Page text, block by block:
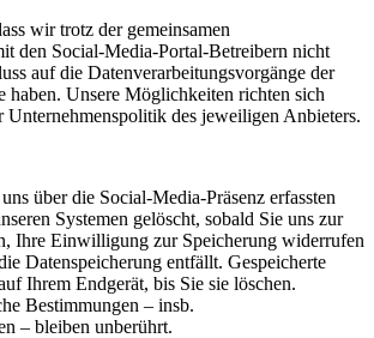
wir trotz der gemeinsamen
den Social-Media-Portal-Betreibern nicht
auf die Datenverarbeitungsvorgänge der
haben. Unsere Möglichkeiten richten sich
Unternehmenspolitik des jeweiligen Anbieters.
über die Social-Media-Präsenz erfassten
Systemen gelöscht, sobald Sie uns zur
Ihre Einwilligung zur Speicherung widerrufen
Datenspeicherung entfällt. Gespeicherte
Ihrem Endgerät, bis Sie sie löschen.
Bestimmungen – insb.
– bleiben unberührt.